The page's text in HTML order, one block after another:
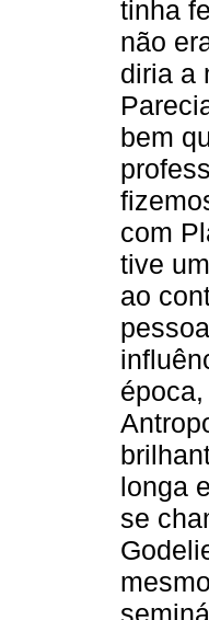
tinha
não
diria a
bem
com
tive
ao
longa
se